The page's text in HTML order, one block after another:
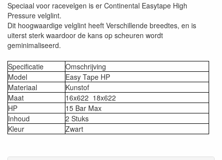
Speciaal voor racevelgen is er Continental Easytape High
Pressure velglint.
Dit hoogwaardige velglint heeft Verschillende breedtes, en is
uiterst sterk waardoor de kans op scheuren wordt
geminimaliseerd.
Specificatie
Omschrijving
Model
Easy Tape HP
Materiaal
Kunstof
Maat
16x622 18x622
HP
15 Bar Max
Inhoud
2 Stuks
Kleur
Zwart